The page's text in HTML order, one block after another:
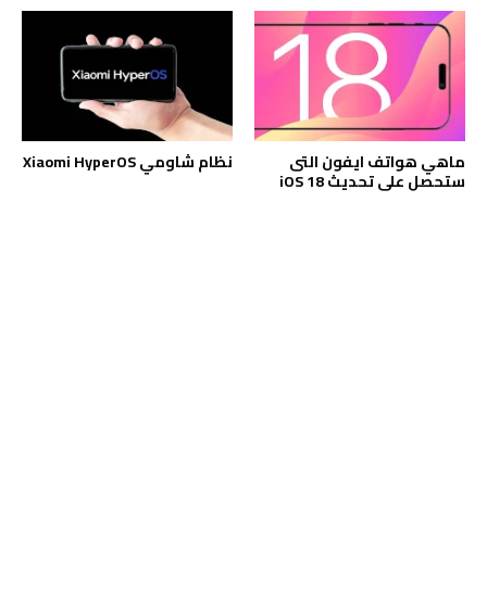
ماهي هواتف ايفون التى
ستحصل على تحديث iOS 18
نظام شاومي Xiaomi HyperOS